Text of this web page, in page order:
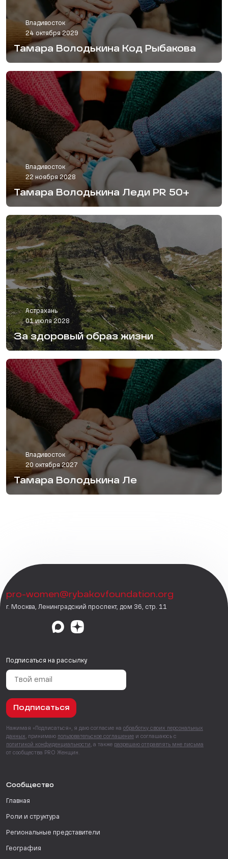
Владивосток
24 октября 2029
Тамара Володькина Код Рыбакова
Владивосток
22 ноября 2028
Тамара Володькина Леди PR 50+
Астрахань
01 июля 2028
За здоровый образ жизни
Владивосток
20 октября 2027
Тамара Володькина Ле
pro-women@rybakovfoundation.org
г. Москва, Ленинградский проспект, дом 36, стр. 11
Подписаться на рассылку
Подписаться
Нажимая «Подписаться», я даю согласие на обработку своих персональных
данных , принимаю пользовательское соглашение и соглашаюсь с
политикой конфиденциальности , а также разрешаю отправлять мне письма
от сообщества PRO Женщин.
Сообщество
Главная
Роли и структура
Региональные представители
География